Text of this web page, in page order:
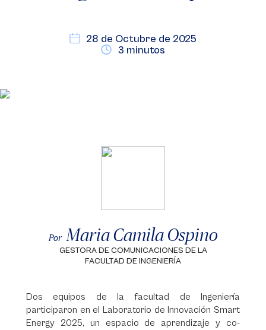
28 de Octubre de 2025
3 minutos
Por Maria Camila Ospino
GESTORA DE COMUNICACIONES DE LA
FACULTAD DE INGENIERÍA
Dos equipos de la facultad de Ingeniería
participaron en el Laboratorio de Innovación Smart
Energy 2025, un espacio de aprendizaje y co-